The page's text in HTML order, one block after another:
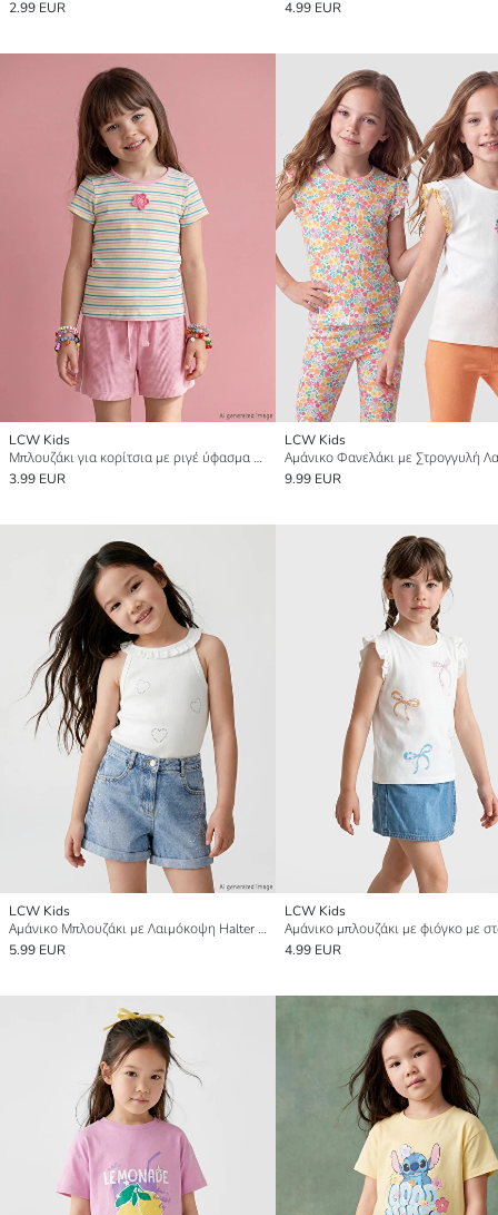
2.99 EUR 4.99 EUR
LCW Kids
Μπλουζάκι για κορίτσια με ριγέ ύφασμα ριπ και στρογγυλή λαιμόκοψη
3.99 EUR
LCW Kids
9.99 EUR
LCW Kids
Αμάνικο Μπλουζάκι με Λαιμόκοψη Halter Εκτυπωμένο για Κορίτσια
5.99 EUR
LCW Kids
4.99 EUR